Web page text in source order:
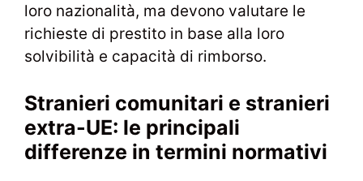
loro nazionalità, ma devono valutare le
richieste di prestito in base alla loro
solvibilità e capacità di rimborso.
Stranieri comunitari e stranieri
extra-UE: le principali
differenze in termini normativi